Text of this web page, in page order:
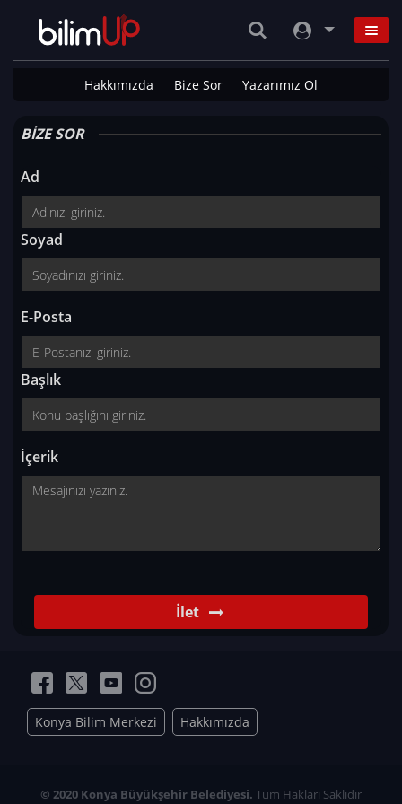
Hakkımızda Bize Sor Yazarımız Ol
BİZE SOR
Ad
Soyad
E-Posta
Başlık
İçerik
İlet
Konya Bilim Merkezi Hakkımızda
© 2020 Konya Büyükşehir Belediyesi. Tüm Hakları Saklıdır